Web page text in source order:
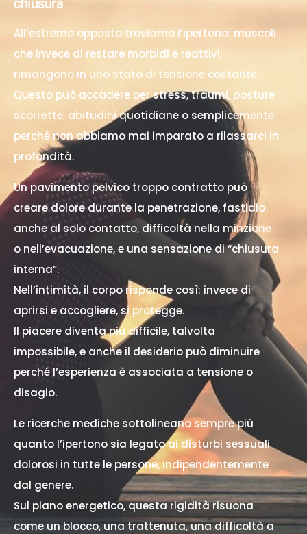
chiusura
All’estremo opposto troviamo l’ipertono: muscoli
che invece di restare morbidi e reattivi,
rimangono in uno stato di tensione costante.
Questo può accadere per stress, traumi, posture
scorrette, abitudini quotidiane o semplicemente
perché non abbiamo mai imparato a rilassarci in
profondità.
Un pavimento pelvico troppo contratto può
creare dolore durante la penetrazione, fastidio
anche al solo contatto, difficoltà nella minzione
o nell’evacuazione, e una sensazione di “chiusura
interna”.
Nell’intimità, il corpo risponde così: invece di
aprirsi e accogliere, si protegge.
Il piacere diventa più difficile, talvolta
impossibile, e anche il desiderio può diminuire
perché l’esperienza è associata a tensione o
disagio.
Le ricerche mediche sottolineano sempre più
quanto l’ipertono sia legato ai disturbi sessuali
dolorosi in tutte le persone, indipendentemente
dal genere.
Sul piano energetico, questa rigidità risuona
come un blocco, una trattenuta, una difficoltà a